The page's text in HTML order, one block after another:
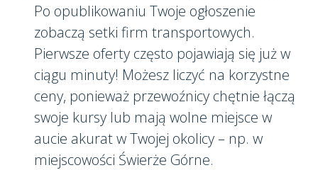
Po opublikowaniu Twoje ogłoszenie
zobaczą setki firm transportowych.
Pierwsze oferty często pojawiają się już w
ciągu minuty! Możesz liczyć na korzystne
ceny, ponieważ przewoźnicy chętnie łączą
swoje kursy lub mają wolne miejsce w
aucie akurat w Twojej okolicy – np. w
miejscowości Świerże Górne.